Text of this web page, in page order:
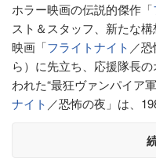
ホラー映画の伝説的傑作「
スト＆スタッフ、新たな
映画「フライトナイト ／
ら）に先立ち、応援隊長
われた“最狂ヴァンパイア
ナイト ／恐怖の夜」は、